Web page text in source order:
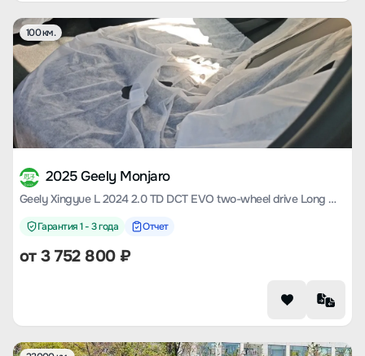
100 км.
2025 Geely Monjaro
Geely Xingyue L 2024 2.0 TD DCT EVO two-wheel drive Long wind Version
Гарантия 1 - 3 года Отчет
от3 752 800₽